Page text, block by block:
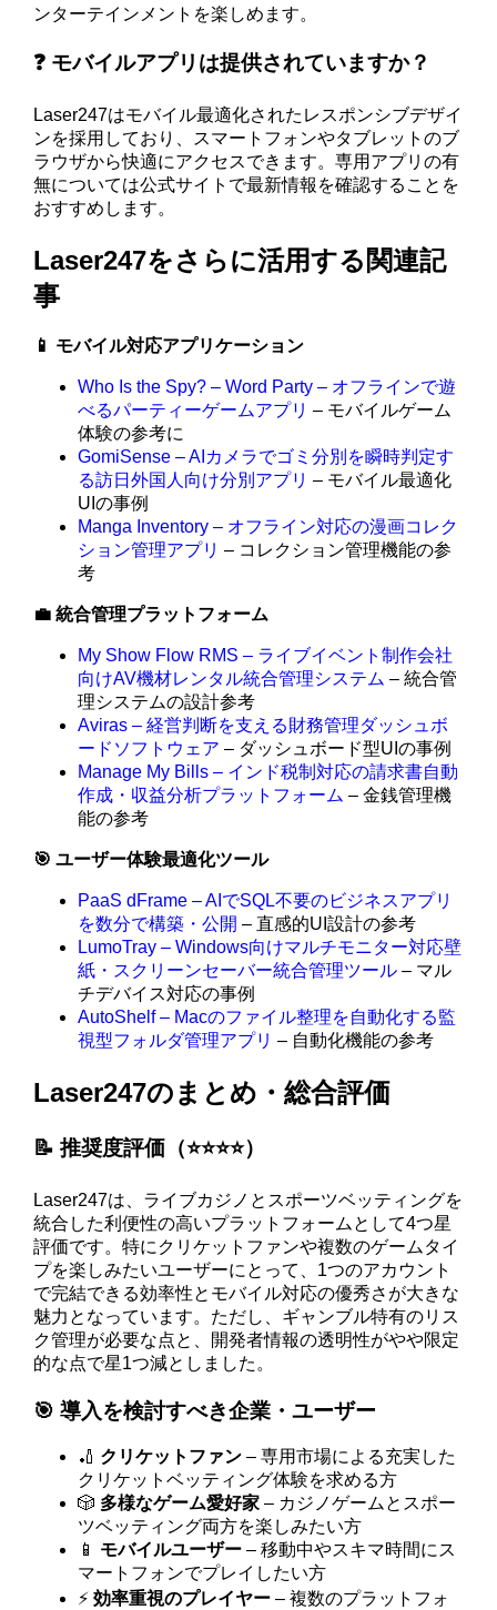
ンターテインメントを楽しめます。
❓ モバイルアプリは提供されていますか？
Laser247はモバイル最適化されたレスポンシブデザイ
ンを採用しており、スマートフォンやタブレットのブ
ラウザから快適にアクセスできます。専用アプリの有
無については公式サイトで最新情報を確認することを
おすすめします。
Laser247をさらに活用する関連記
事
📱 モバイル対応アプリケーション
Who Is the Spy? – Word Party – オフラインで遊
べるパーティーゲームアプリ – モバイルゲーム
体験の参考に
GomiSense – AIカメラでゴミ分別を瞬時判定す
る訪日外国人向け分別アプリ – モバイル最適化
UIの事例
Manga Inventory – オフライン対応の漫画コレク
ション管理アプリ – コレクション管理機能の参
考
💼 統合管理プラットフォーム
My Show Flow RMS – ライブイベント制作会社
向けAV機材レンタル統合管理システム – 統合管
理システムの設計参考
Aviras – 経営判断を支える財務管理ダッシュボ
ードソフトウェア – ダッシュボード型UIの事例
Manage My Bills – インド税制対応の請求書自動
作成・収益分析プラットフォーム – 金銭管理機
能の参考
🎯 ユーザー体験最適化ツール
PaaS dFrame – AIでSQL不要のビジネスアプリ
を数分で構築・公開 – 直感的UI設計の参考
LumoTray – Windows向けマルチモニター対応壁
紙・スクリーンセーバー統合管理ツール – マル
チデバイス対応の事例
AutoShelf – Macのファイル整理を自動化する監
視型フォルダ管理アプリ – 自動化機能の参考
Laser247のまとめ・総合評価
📝 推奨度評価（⭐️⭐️⭐️⭐️）
Laser247は、ライブカジノとスポーツベッティングを
統合した利便性の高いプラットフォームとして4つ星
評価です。特にクリケットファンや複数のゲームタイ
プを楽しみたいユーザーにとって、1つのアカウント
で完結できる効率性とモバイル対応の優秀さが大きな
魅力となっています。ただし、ギャンブル特有のリス
ク管理が必要な点と、開発者情報の透明性がやや限定
的な点で星1つ減としました。
🎯 導入を検討すべき企業・ユーザー
🏏 クリケットファン – 専用市場による充実した
クリケットベッティング体験を求める方
🎲 多様なゲーム愛好家 – カジノゲームとスポー
ツベッティング両方を楽しみたい方
📱 モバイルユーザー – 移動中やスキマ時間にス
マートフォンでプレイしたい方
⚡効率重視のプレイヤー – 複数のプラットフォ